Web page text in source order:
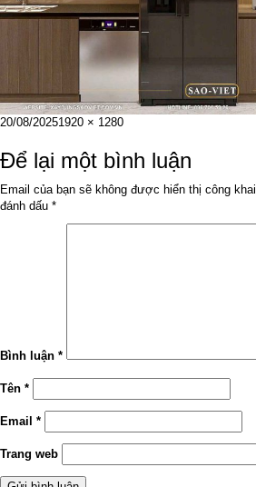
Đăng
ngày
20/08/2025Kích
đầy
đủ
1920 × 1280
Để lại một bình luận
Email của bạn sẽ không được hiển thị công khai.
đánh dấu *
Bình luận *
Tên *
Email *
Trang web